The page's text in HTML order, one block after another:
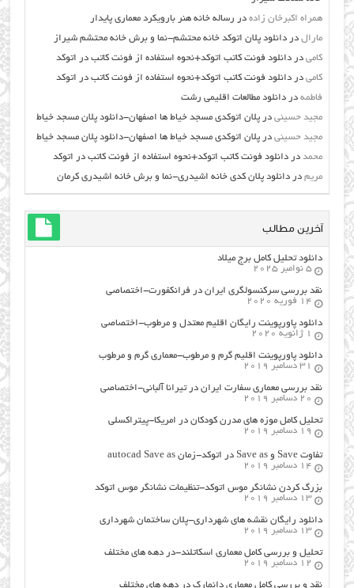
همراه اکبرخان زاده در رساله خانه هنر بارویکرد معماری پایدار
مارال دردانلود پلان اتوکد خانه محتشم-نما و برش خانه محتشم شیراز
کامی دردانلود فونت کاتب اتوکد+نحوه استفاده از فونت کاتب در اتوکد
کامی دردانلود فونت کاتب اتوکد+نحوه استفاده از فونت کاتب در اتوکد
فاطمه دردانلود مطالعات اقليمي رشت
مجید حسینی درپلان اتوکدی مسجد خیاط ها اصفهان-دانلود پلان مسجد خیاط
مجید حسینی درپلان اتوکدی مسجد خیاط ها اصفهان-دانلود پلان مسجد خیاط
محمد دردانلود فونت کاتب اتوکد+نحوه استفاده از فونت کاتب در اتوکد
مریم دردانلود پلان کدی خانه اشیدری-نما و برش خانه اشیدری کرمان
آخرین مطالب
دانلود تحلیل کامل برج میلاد
5 نوامبر 2025
نقد بررسی سرکنسولگری ایران در فرانکفورت-اختصاصی
14 فوریه 2020
دانلود پاورپوینت رایگان اقلیم معتدل و مرطوب-اختصاصی
1 ژانویه 2020
دانلود پاورپوینت اقلیم گرم و مرطوب-معماری گرم و مرطوب
31 دسامبر 2019
نقد بررسی معماری سفارت ایران در تیرانا آلبانی-اختصاصی
20 دسامبر 2019
تحلیل کامل موزه های مدرن کودکان در امریکا-پیتراکسلی
19 دسامبر 2019
تفاوت Save و Save as در اتوکد-زمان autocad Save as
14 دسامبر 2019
بزرگ کردن نشانگر موس اتوکد-تنظیمات نشانگر موس اتوکد
13 دسامبر 2019
دانلود رایگان نقشه های شهرداری-پلان ساختمان شهرداری
13 دسامبر 2019
تحلیل و بررسی کامل معماری اسکاتلند-در دهه های مختلف
12 دسامبر 2019
نقد و بررسی کامل معماری دانمارک در دهه های مختلف